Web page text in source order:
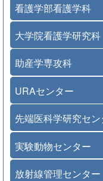
看護学部看護学科
大学院看護学研究科
助産学専攻科
URAセンター
先端医科学研究セン
実験動物センター
放射線管理センター